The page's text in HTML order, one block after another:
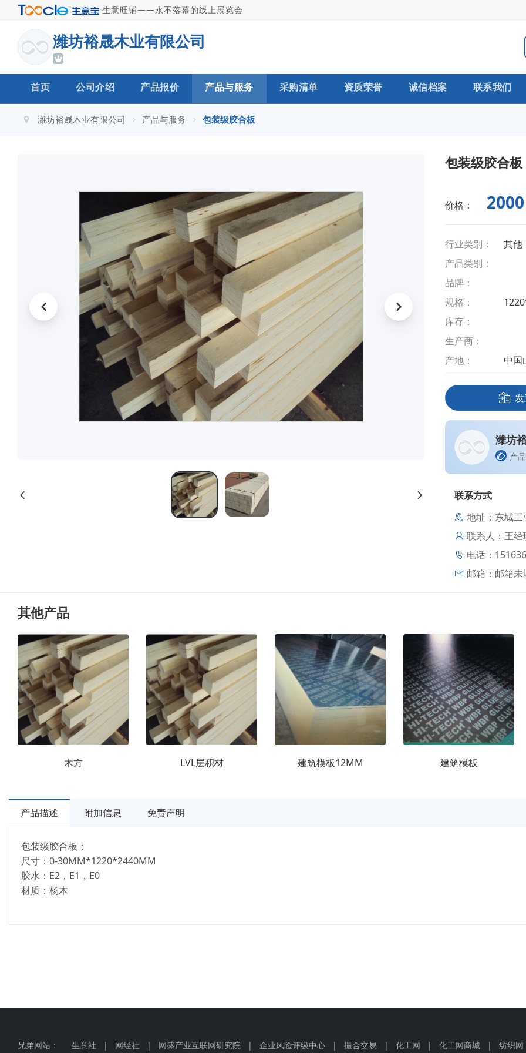
·生意旺铺——永不落幕的线上展览会
潍坊裕晟木业有限公司
首页 公司介绍 产品报价 产品与服务 采购清单 资质荣誉 诚信档案 联系我们
潍坊裕晟木业有限公司 产品与服务 包装级胶合板
包装级胶合板
价格：
行业类别：
其他
产品类别：
品牌：
规格：
库存：
生产商：
产地：
中国
潍坊
产
联系方式
地址：东城工
联系人：王经
电话：
邮箱： 邮箱未
其他产品
木方 LVL层积材 建筑模板12MM 建筑模板
产品描述 附加信息 免责声明
包装级胶合板：
尺寸：0-30MM*1220*2440MM
胶水：E2，E1，E0
材质：杨木
兄弟网站： 生意社 | 网经社 | 网盛产业互联网研究院 | 企业风险评级中心 | 撮合交易 | 化工网 | 化工网商城 | 纺织网